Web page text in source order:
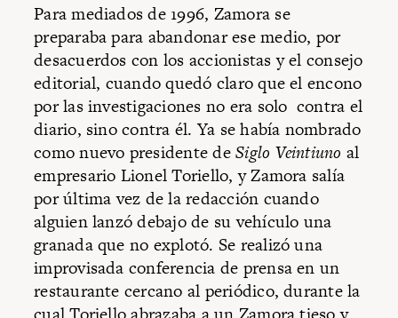
Para mediados de 1996, Zamora se
preparaba para abandonar ese medio, por
desacuerdos con los accionistas y el consejo
editorial, cuando quedó claro que el encono
por las investigaciones no era solo contra el
diario, sino contra él. Ya se había nombrado
como nuevo presidente deSiglo Veintiuno al
empresario Lionel Toriello, y Zamora salía
por última vez de la redacción cuando
alguien lanzó debajo de su vehículo una
granada que no explotó. Se realizó una
improvisada conferencia de prensa en un
restaurante cercano al periódico, durante la